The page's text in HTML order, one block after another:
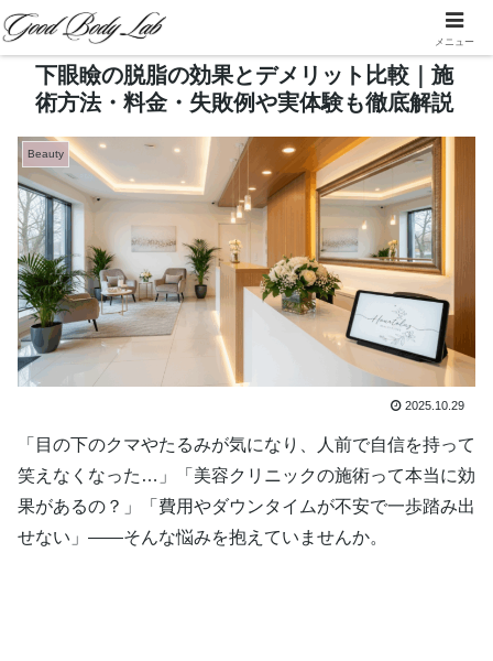
下眼瞼の脱脂の効果とデメリット比較｜施
術方法・料金・失敗例や実体験も徹底解説
Beauty
2025.10.29
「目の下のクマやたるみが気になり、人前で自信を持って
笑えなくなった…」「美容クリニックの施術って本当に効
果があるの？」「費用やダウンタイムが不安で一歩踏み出
せない」――そんな悩みを抱えていませんか。
メニュー